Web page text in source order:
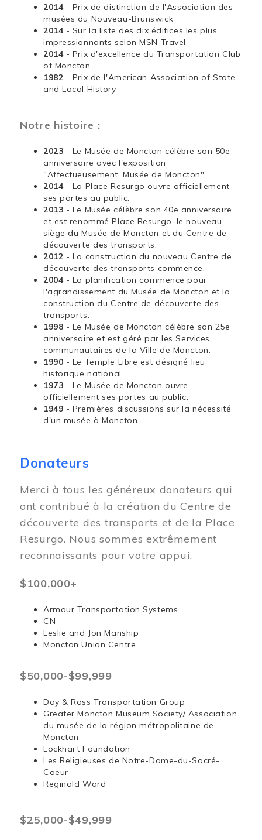
2014 - Prix de distinction de l'Association des
musées du Nouveau-Brunswick
2014 - Sur la liste des dix édifices les plus
impressionnants selon MSN Travel
2014 - Prix d'excellence du Transportation Club
of Moncton
1982 - Prix de l'American Association of State
and Local History
Notre histoire :
2023 - Le Musée de Moncton célèbre son 50e
anniversaire avec l'exposition
"Affectueusement, Musée de Moncton"
2014 - La Place Resurgo ouvre officiellement
ses portes au public.
2013 - Le Musée célèbre son 40e anniversaire
et est renommé Place Resurgo, le nouveau
siège du Musée de Moncton et du Centre de
découverte des transports.
2012 - La construction du nouveau Centre de
découverte des transports commence.
2004 - La planification commence pour
l'agrandissement du Musée de Moncton et la
construction du Centre de découverte des
transports.
1998 - Le Musée de Moncton célèbre son 25e
anniversaire et est géré par les Services
communautaires de la Ville de Moncton.
1990 - Le Temple Libre est désigné lieu
historique national.
1973 - Le Musée de Moncton ouvre
officiellement ses portes au public.
1949 - Premières discussions sur la nécessité
d'un musée à Moncton.
Donateurs
Merci à tous les généreux donateurs qui
ont contribué à la création du Centre de
découverte des transports et de la Place
Resurgo. Nous sommes extrêmement
reconnaissants pour votre appui.
$100,000+
Armour Transportation Systems
CN
Leslie and Jon Manship
Moncton Union Centre
$50,000-$99,999
Day & Ross Transportation Group
Greater Moncton Museum Society/ Association
du musée de la région métropolitaine de
Moncton
Lockhart Foundation
Les Religieuses de Notre-Dame-du-Sacré-
Coeur
Reginald Ward
$25,000-$49,999